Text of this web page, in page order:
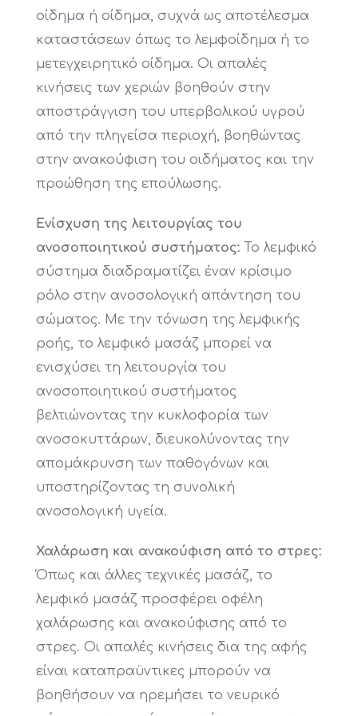
οίδημα ή οίδημα, συχνά ως αποτέλεσμα
καταστάσεων όπως το λεμφοίδημα ή το
μετεγχειρητικό οίδημα. Οι απαλές
κινήσεις των χεριών βοηθούν στην
αποστράγγιση του υπερβολικού υγρού
από την πληγείσα περιοχή, βοηθώντας
στην ανακούφιση του οιδήματος και την
προώθηση της επούλωσης.
Ενίσχυση της λειτουργίας του
ανοσοποιητικού συστήματος:Το λεμφικό
σύστημα διαδραματίζει έναν κρίσιμο
ρόλο στην ανοσολογική απάντηση του
σώματος. Με την τόνωση της λεμφικής
ροής, το λεμφικό μασάζ μπορεί να
ενισχύσει τη λειτουργία του
ανοσοποιητικού συστήματος
βελτιώνοντας την κυκλοφορία των
ανοσοκυττάρων, διευκολύνοντας την
απομάκρυνση των παθογόνων και
υποστηρίζοντας τη συνολική
ανοσολογική υγεία.
Χαλάρωση και ανακούφιση από το στρες:
Όπως και άλλες τεχνικές μασάζ, το
λεμφικό μασάζ προσφέρει οφέλη
χαλάρωσης και ανακούφισης από το
στρες. Οι απαλές κινήσεις δια της αφής
είναι καταπραϋντικες μπορούν να
βοηθήσουν να ηρεμήσει το νευρικό